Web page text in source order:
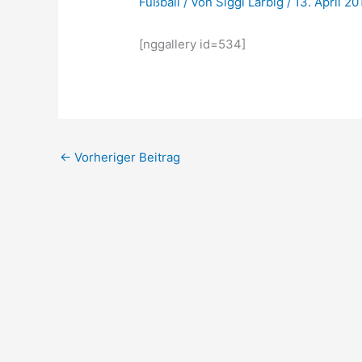
[nggallery id=534]
← Vorheriger Beitrag